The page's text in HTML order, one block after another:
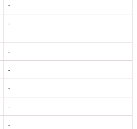
-
-
-
-
-
-
-